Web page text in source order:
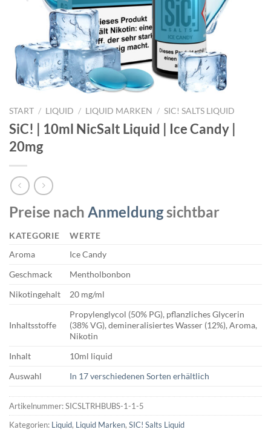
START / LIQUID / LIQUID MARKEN / SIC! SALTS LIQUID
SiC! | 10ml NicSalt Liquid | Ice Candy |
20mg
Preise nach Anmeldungsichtbar
KATEGORIE
WERTE
Aroma
Ice Candy
Geschmack
Mentholbonbon
Nikotingehalt
20 mg/ml
Inhaltsstoffe
Propylenglycol (50% PG), pflanzliches Glycerin
(38% VG), demineralisiertes Wasser (12%), Aroma,
Nikotin
Inhalt
10ml liquid
Auswahl
In 17 verschiedenen Sorten erhältlich
Artikelnummer:SICSLTRHBUBS-1-1-5
Kategorien: Liquid, Liquid Marken, SIC! Salts Liquid